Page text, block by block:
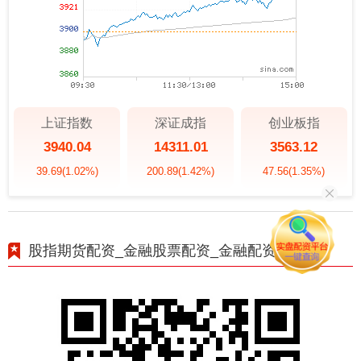
上证指数
3940.04
39.69(1.02%)
深证成指
14311.01
200.89(1.42%)
创业板指
3563.12
47.56(1.35%)
股指期货配资_金融股票配资_金融配资开户